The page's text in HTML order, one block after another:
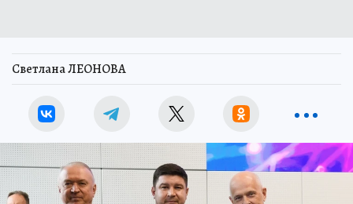
Светлана ЛЕОНОВА